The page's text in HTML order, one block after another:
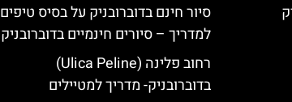
סיור חינם בדוברובניק על בסיס טיפים
למדריך – סיורים חינמיים בדוברובניק
רחוב פלינה (Ulica Peline)
בדוברובניק- מדריך למטיילים